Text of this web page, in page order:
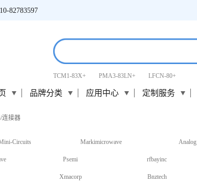
82783597
TCM1-83X+ PMA3-83LN+ LFCN-80+
品牌分类 应用中心 定制服务
连接器
Circuits Markimicrowave Analog
Psemi rfbayinc
Xmacorp Bnztech